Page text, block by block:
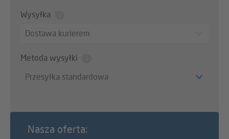
Wysyłka
Dostawa kurierem
Metoda wysyłki
Przesyłka standardowa
Nasza oferta: